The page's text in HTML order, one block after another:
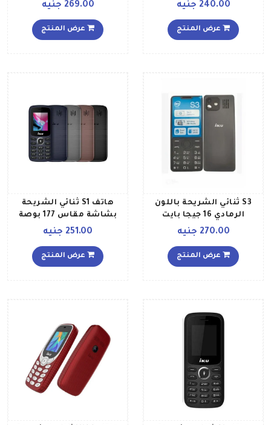
ويدعم تقنية 2G GSM، لون
240.00 جنيه
عرض المنتج
269.00 جنيه
عرض المنتج
S3 ثنائي الشريحة باللون
الرمادي 16 جيجا بايت
270.00 جنيه
عرض المنتج
هاتف S1 ثنائي الشريحة
بشاشة مقاس 177 بوصة
وذاكرة رام سعة 32 ميجابايت
تقنية 2G GSM، لون أسود
251.00 جنيه
عرض المنتج